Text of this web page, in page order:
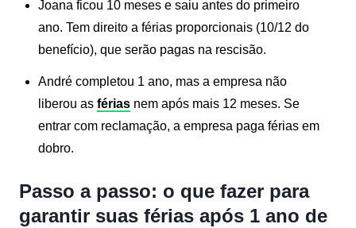
Joana ficou 10 meses e saiu antes do primeiro
ano. Tem direito a férias proporcionais (10/12 do
benefício), que serão pagas na rescisão.
André completou 1 ano, mas a empresa não
liberou as férias nem após mais 12 meses. Se
entrar com reclamação, a empresa paga férias em
dobro.
Passo a passo: o que fazer para
garantir suas férias após 1 ano de